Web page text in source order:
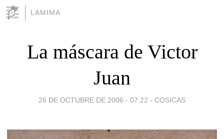
LAMIMA
La máscara de Victor
Juan
26 DE OCTUBRE DE 2006 - 07:22 - COSICAS